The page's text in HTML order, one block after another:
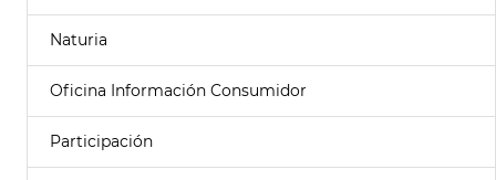
Naturia
Oficina Información Consumidor
Participación